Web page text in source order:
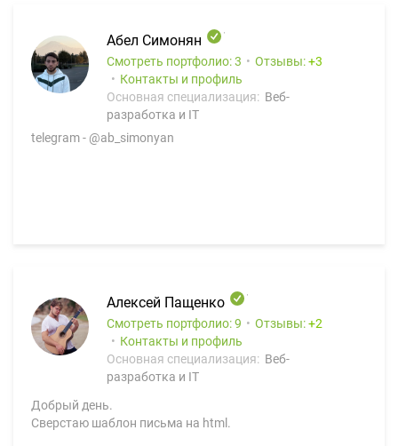
Абел Симонян
Смотреть портфолио: 3 Отзывы:
3
Контакты и профиль
Основная специализация: Веб-
разработка и IT
telegram - @ab_simonyan
Алексей Пащенко
Смотреть портфолио: 9 Отзывы:
2
Контакты и профиль
Основная специализация: Веб-
разработка и IT
Добрый день.
Сверстаю шаблон письма на html.